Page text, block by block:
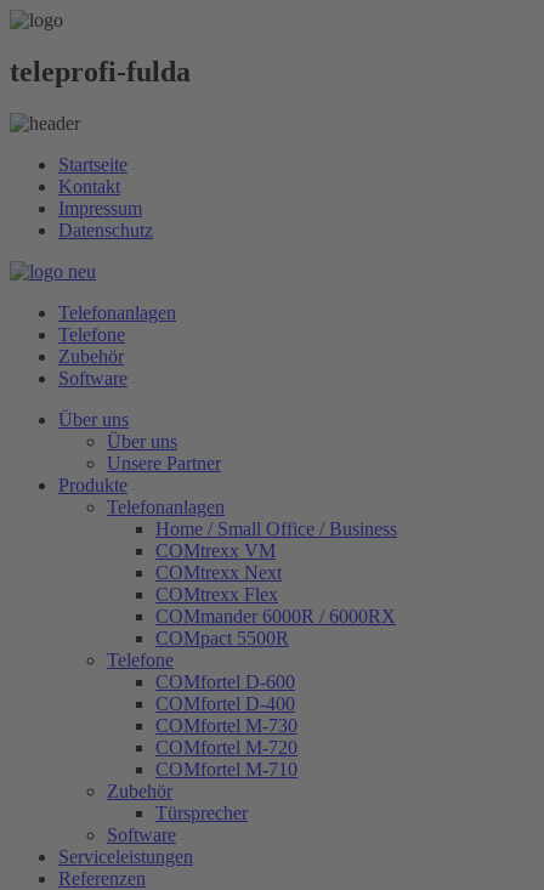
teleprofi-fulda
Startseite
Kontakt
Impressum
Datenschutz
Telefonanlagen
Telefone
Zubehör
Software
Über uns
Über uns
Unsere Partner
Produkte
Telefonanlagen
Home / Small Office / Business
COMtrexx VM
COMtrexx Next
COMtrexx Flex
COMmander 6000R / 6000RX
COMpact 5500R
Telefone
COMfortel D-600
COMfortel D-400
COMfortel M-730
COMfortel M-720
COMfortel M-710
Zubehör
Türsprecher
Software
Serviceleistungen
Referenzen